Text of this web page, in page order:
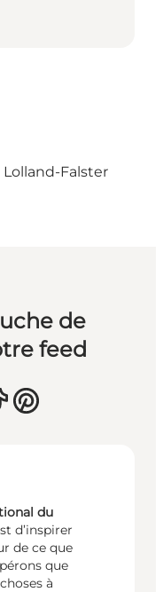
Lolland-Falster
de
feed
du
d’inspirer
de ce que
que
à